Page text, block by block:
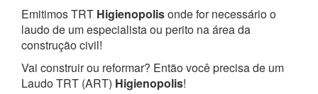
Emitimos TRT Higienopolisonde for necessário o
laudo de um especialista ou perito na área da
construção civil!
Vai construir ou reformar? Então você precisa de um
Laudo TRT (ART) Higienopolis!